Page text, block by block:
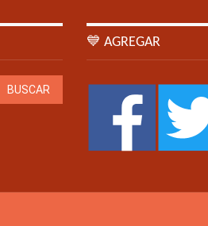
💙 AGREGAR